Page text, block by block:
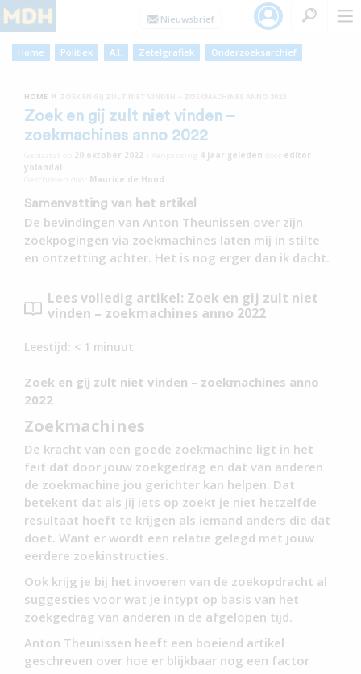
Home Politiek A.I. Zetelgrafiek Onderzoeksarchief
HOME »
Zoek en gij zult niet vinden –
zoekmachines anno 2022
20 oktober 2022 4 jaar geleden
editor
yolandal
Maurice de Hond
Samenvatting van het artikel
De bevindingen van Anton Theunissen over zijn
zoekpogingen via zoekmachines laten mij in stilte
en ontzetting achter. Het is nog erger dan ik dacht.
Lees volledig artikel: Zoek en gij zult niet
vinden – zoekmachines anno 2022
Leestijd: < 1 minuut
Zoek en gij zult niet vinden – zoekmachines anno
2022
Zoekmachines
De kracht van een goede zoekmachine ligt in het
feit dat door jouw zoekgedrag en dat van anderen
de zoekmachine jou gerichter kan helpen. Dat
betekent dat als jij iets op zoekt je niet hetzelfde
resultaat hoeft te krijgen als iemand anders die dat
doet. Want er wordt een relatie gelegd met jouw
eerdere zoekinstructies.
Ook krijg je bij het invoeren van de zoekopdracht al
suggesties voor wat je intypt op basis van het
zoekgedrag van anderen in de afgelopen tijd.
Anton Theunissen heeft een boeiend artikel
geschreven over hoe er blijkbaar nog een factor